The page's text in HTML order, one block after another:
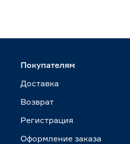
Покупателям
Доставка
Возврат
Регистрация
Оформление заказа